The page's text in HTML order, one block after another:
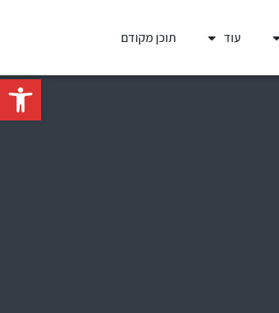
פתח
עוד תוכן מקודם